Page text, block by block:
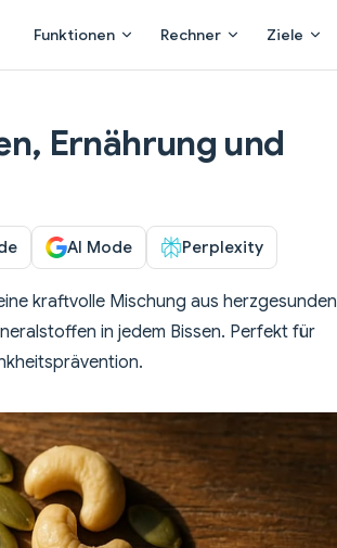
Funktionen Rechner Ziele
Ernährung und
AI Mode Perplexity
kraftvolle Mischung aus herzgesunden
in jedem Bissen. Perfekt für